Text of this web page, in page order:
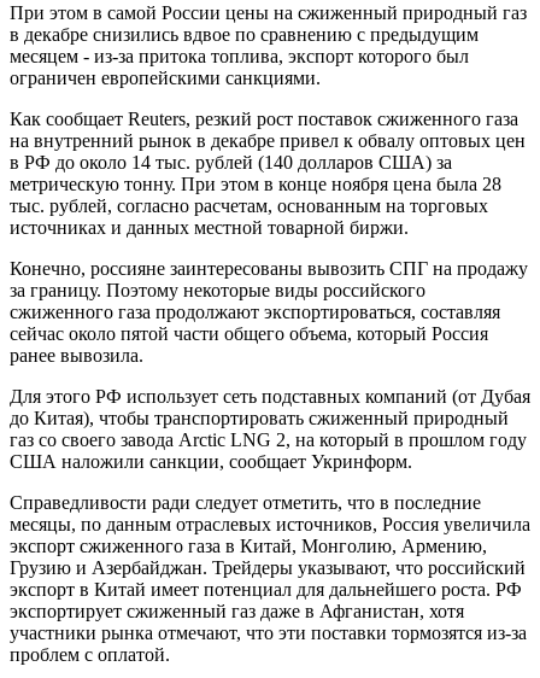
При этом в самой России цены на сжиженный природный газ
в декабре снизились вдвое по сравнению с предыдущим
месяцем - из-за притока топлива, экспорт которого был
ограничен европейскими санкциями.
Как сообщает Reuters, резкий рост поставок сжиженного газа
на внутренний рынок в декабре привел к обвалу оптовых цен
в РФ до около 14 тыс. рублей (140 долларов США) за
метрическую тонну. При этом в конце ноября цена была 28
тыс. рублей, согласно расчетам, основанным на торговых
источниках и данных местной товарной биржи.
Конечно, россияне заинтересованы вывозить СПГ на продажу
за границу. Поэтому некоторые виды российского
сжиженного газа продолжают экспортироваться, составляя
сейчас около пятой части общего объема, который Россия
ранее вывозила.
Для этого РФ использует сеть подставных компаний (от Дубая
до Китая), чтобы транспортировать сжиженный природный
газ со своего завода Arctic LNG 2, на который в прошлом году
США наложили санкции, сообщает Укринформ.
Справедливости ради следует отметить, что в последние
месяцы, по данным отраслевых источников, Россия увеличила
экспорт сжиженного газа в Китай, Монголию, Армению,
Грузию и Азербайджан. Трейдеры указывают, что российский
экспорт в Китай имеет потенциал для дальнейшего роста. РФ
экспортирует сжиженный газ даже в Афганистан, хотя
участники рынка отмечают, что эти поставки тормозятся из-за
проблем с оплатой.